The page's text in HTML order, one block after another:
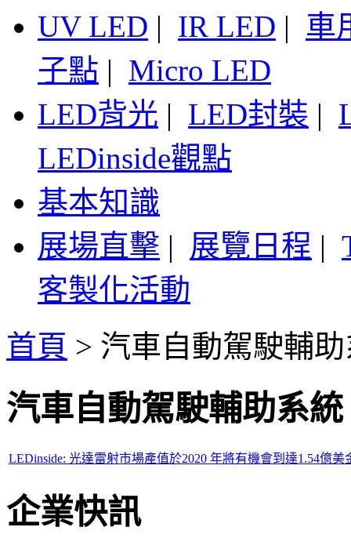
UV LED | IR LED | 車
子點 | Micro LED
LED背光 | LED封裝 |
LEDinside觀點
基本知識
展場直擊 | 展覽日程 |
客製化活動
首頁 > 汽車自動駕駛輔
汽車自動駕駛輔助系統
LEDinside: 光達雷射市場產值於2020 年將有機會到達1.54億美
企業快訊